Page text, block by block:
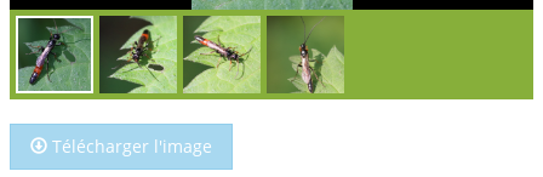
Télécharger l'image